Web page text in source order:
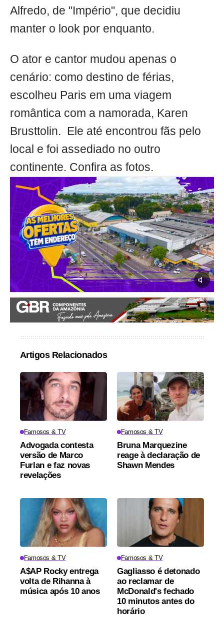
Alfredo, de "Império", que decidiu
manter o look por enquanto.
O ator e cantor mudou apenas o
cenário: como destino de férias,
escolheu Paris em uma viagem
romântica com a namorada, Karen
Brusttolin. Ele até encontrou fãs pelo
local e foi assediado no outro
continente. Confira as fotos.
Artigos Relacionados
Famosos & TV
Advogada contesta
versão de Marco
Furlan e faz novas
revelações
Famosos & TV
Bruna Marquezine
reage à declaração de
Shawn Mendes
Famosos & TV
A$AP Rocky entrega
volta de Rihanna à
música após 10 anos
Famosos & TV
Gagliasso é detonado
ao reclamar de
McDonald's fechado
10 minutos antes do
horário